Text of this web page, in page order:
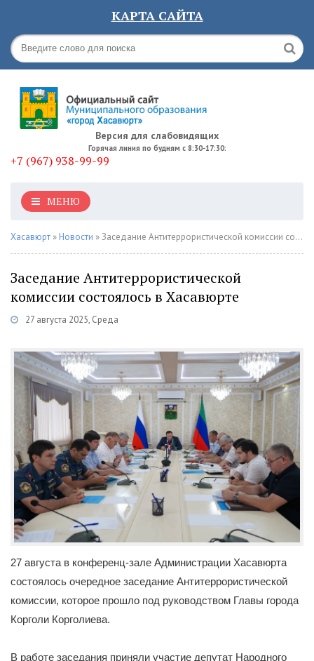
КАРТА САЙТА
Версия для слабовидящих
Горячая линия по будням с 8:30-17:30:
+7 (967) 938-99-99
МЕНЮ
Хасавюрт » Новости » Заседание Антитеррористической комиссии состоялось в Хасавюрте
Заседание Антитеррористической
комиссии состоялось в Хасавюрте
27 августа 2025, Среда
27 августа в конференц-зале Администрации Хасавюрта
состоялось очередное заседание Антитеррористической
комиссии, которое прошло под руководством Главы города
Корголи Корголиева.
В работе заседания приняли участие депутат Народного